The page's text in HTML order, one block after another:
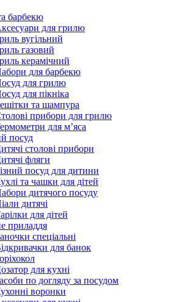
барбекю
для грилю
вугільний
газовий
керамічний
для барбекю
для грилю
для пікніка
та шампура
прибори для грилю
для м’яса
посуд
столові прибори
фляги
посуд для дитини
та чашки для дітей
дитячого посуду
дитячі
для дітей
приладдя
спеціальні
для банок
для кухні
по догляду за посудом
воронки